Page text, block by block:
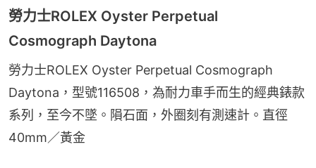
勞力士ROLEX Oyster Perpetual
Cosmograph Daytona
勞力士ROLEX Oyster Perpetual Cosmograph
Daytona，型號116508，為耐力車手而生的經典錶款
系列，至今不墜。隕石面，外圈刻有測速計。直徑
40mm／黃金